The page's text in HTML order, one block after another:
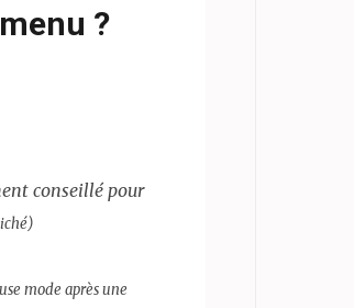
?
conseillé pour
mode après une